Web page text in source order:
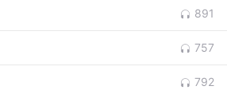
891
757
792